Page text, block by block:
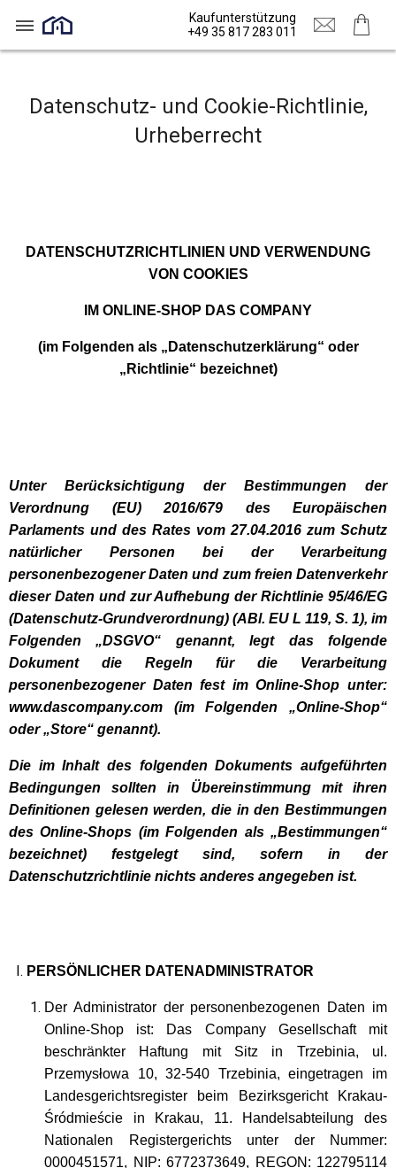
Kaufunterstützung
+49 35 817 283 011
Datenschutz- und Cookie-Richtlinie,
Urheberrecht
DATENSCHUTZRICHTLINIEN UND VERWENDUNG
VON COOKIES
IM ONLINE-SHOP DAS COMPANY
(im Folgenden als „Datenschutzerklärung“ oder
„Richtlinie“ bezeichnet)
Unter Berücksichtigung der Bestimmungen der
Verordnung (EU) 2016/679 des Europäischen
Parlaments und des Rates vom 27.04.2016 zum Schutz
natürlicher Personen bei der Verarbeitung
personenbezogener Daten und zum freien Datenverkehr
dieser Daten und zur Aufhebung der Richtlinie 95/46/EG
(Datenschutz-Grundverordnung) (ABl. EU L 119, S. 1), im
Folgenden „DSGVO“ genannt, legt das folgende
Dokument die Regeln für die Verarbeitung
personenbezogener Daten fest im Online-Shop unter:
www.dascompany.com (im Folgenden „Online-Shop“
oder „Store“ genannt).
Die im Inhalt des folgenden Dokuments aufgeführten
Bedingungen sollten in Übereinstimmung mit ihren
Definitionen gelesen werden, die in den Bestimmungen
des Online-Shops (im Folgenden als „Bestimmungen“
bezeichnet) festgelegt sind, sofern in der
Datenschutzrichtlinie nichts anderes angegeben ist.
PERSÖNLICHER DATENADMINISTRATOR
Der Administrator der personenbezogenen Daten im
Online-Shop ist: Das Company Gesellschaft mit
beschränkter Haftung mit Sitz in Trzebinia, ul.
Przemysłowa 10, 32-540 Trzebinia, eingetragen im
Landesgerichtsregister beim Bezirksgericht Krakau-
Śródmieście in Krakau, 11. Handelsabteilung des
Nationalen Registergerichts unter der Nummer:
0000451571, NIP: 6772373649, REGON: 122795114